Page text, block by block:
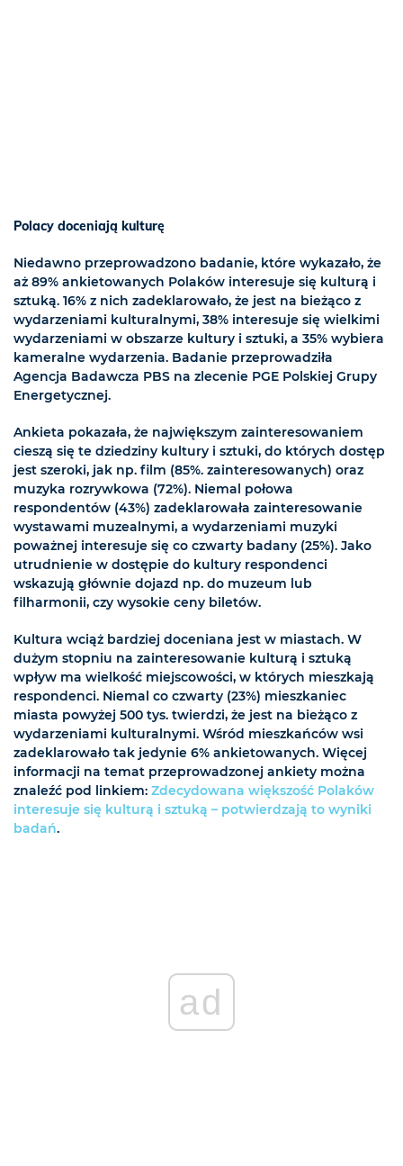
Polacy doceniają kulturę
Niedawno przeprowadzono badanie, które wykazało, że
aż 89% ankietowanych Polaków interesuje się kulturą i
sztuką. 16% z nich zadeklarowało, że jest na bieżąco z
wydarzeniami kulturalnymi, 38% interesuje się wielkimi
wydarzeniami w obszarze kultury i sztuki, a 35% wybiera
kameralne wydarzenia. Badanie przeprowadziła
Agencja Badawcza PBS na zlecenie PGE Polskiej Grupy
Energetycznej.
Ankieta pokazała, że największym zainteresowaniem
cieszą się te dziedziny kultury i sztuki, do których dostęp
jest szeroki, jak np. film (85%. zainteresowanych) oraz
muzyka rozrywkowa (72%). Niemal połowa
respondentów (43%) zadeklarowała zainteresowanie
wystawami muzealnymi, a wydarzeniami muzyki
poważnej interesuje się co czwarty badany (25%). Jako
utrudnienie w dostępie do kultury respondenci
wskazują głównie dojazd np. do muzeum lub
filharmonii, czy wysokie ceny biletów.
Kultura wciąż bardziej doceniana jest w miastach. W
dużym stopniu na zainteresowanie kulturą i sztuką
wpływ ma wielkość miejscowości, w których mieszkają
respondenci. Niemal co czwarty (23%) mieszkaniec
miasta powyżej 500 tys. twierdzi, że jest na bieżąco z
wydarzeniami kulturalnymi. Wśród mieszkańców wsi
zadeklarowało tak jedynie 6% ankietowanych. Więcej
informacji na temat przeprowadzonej ankiety można
znaleźć pod linkiem: Zdecydowana większość Polaków
interesuje się kulturą i sztuką – potwierdzają to wyniki
badań.
ad